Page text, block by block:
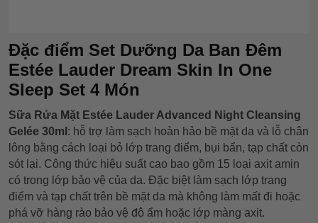
Đặc điểm Set Dưỡng Da Ban Đêm
Estée Lauder Dream Skin In One
Sleep Set 4 Món
Sữa Rửa Mặt Estée Lauder Advanced Night Cleansing
Gelée 30ml : hỗ trợ làm sạch hoàn hảo bề mặt da và lỗ chân
lông bằng cách loại bỏ lớp trang điểm, bụi bẩn, tạp chất còn
sót lại. Công thức hiệu suất cao bao gồm 15 loại axit amin
có trong lớp bảo vệ của da. Đặc biệt làm sạch lớp trang
điểm và tạp chất trên bề mặt da mà không làm mất đi hoặc
phá vỡ hàng rào bảo vệ độ ẩm hoặc lớp màng axit.